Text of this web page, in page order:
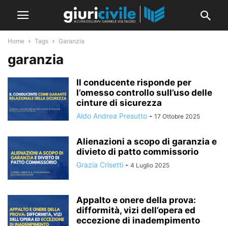
Home Tags Garanzia
garanzia
Il conducente risponde per
l’omesso controllo sull’uso delle
cinture di sicurezza
Aldo Andrea Presutto - 17 Ottobre 2025
Alienazioni a scopo di garanzia e
divieto di patto commissorio
Grazia Crisetti - 4 Luglio 2025
Appalto e onere della prova:
difformità, vizi dell’opera ed
eccezione di inadempimento